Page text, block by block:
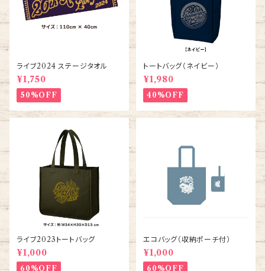
ライブ2024 ステージタオル
¥1,750
50%OFF
トートバッグ（ネイビー）
¥1,980
40%OFF
ライブ2023トートバッグ
¥1,000
60%OFF
エコバッグ（収納ポーチ付）
¥1,000
60%OFF